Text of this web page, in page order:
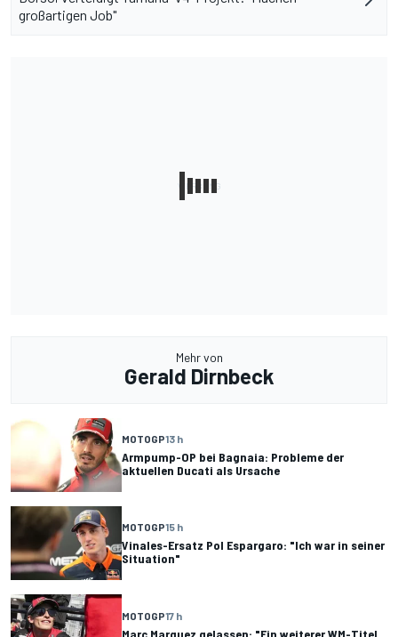
großartigen Job"
Mehr von
Gerald Dirnbeck
MOTOGP13 h
Armpump-OP bei Bagnaia: Probleme der
aktuellen Ducati als Ursache
MOTOGP15 h
Vinales-Ersatz Pol Espargaro: "Ich war in seiner
Situation"
MOTOGP17 h
Marc Marquez gelassen: "Ein weiterer WM-Titel